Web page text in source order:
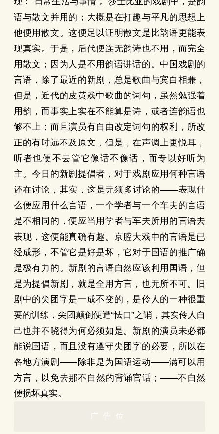
语与散文并用的；大概是在打趣与平凡的思想上
他便用散文。这便足以证明散文是比韵语更能表
现真实。于是，后代便连无韵诗也不用，而完全
用散文；因为人是不用韵语讲话的。中国戏剧的
言语，除了最近的新剧，总是歌曲与宾白相兼，
但是，近代的皮黄戏中歌曲的词句，虽然勉强着
用韵，而事实上实在不能算是诗，或者连韵语也
够不上；而且演员有自由改定词句的权利，所改
正的有时远不及原文，但是，在声调上更悦耳，
听者也便不去管它像话不像话，而专以好听为
主。今日的新剧提倡者，对于戏剧应用何种言语
还在讨论，其实，这是无须多讨论的——表现什
么便应用什么言语，一个学者与一个车夫的言语
是不相同的，便应当用学者与车夫所用的言语去
表现，这便能真确有趣。京腔大戏中的言语是已
经成形，不管它是好是坏，它对于国语的推广确
是极有力的。新剧的言语自然应该利用国语，但
是为提倡新剧，就是全用方言，也无所不可。旧
剧中的尖团字是一成不变的，是伶人的一种很重
要的训练，尖团颠倒便遭“怯口”之诮，其实伶人自
己也并不晓得为何必须如是。新剧的演员未必都
能说国语，而且没有遵守尖团字的必要，所以在
各地方演剧——除非是为国语运动——满可以用
方言，以免去那不自然的背诵官话；——不自然
便损坏真实。
广告位